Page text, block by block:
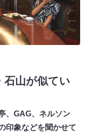
石山が似てい
、GAG、ネルソン
印象などを聞かせて